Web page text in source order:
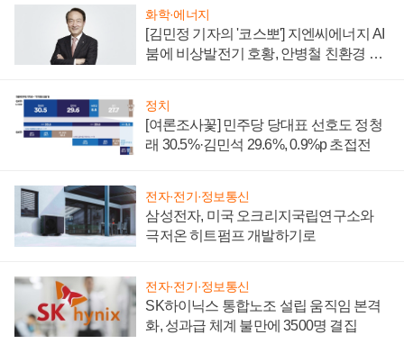
화학·에너지
[김민정 기자의 '코스뽀'] 지엔씨에너지 AI
붐에 비상발전기 호황, 안병철 친환경 에
정치
[여론조사꽃] 민주당 당대표 선호도 정청
래 30.5%·김민석 29.6%, 0.9%p 초접전
전자·전기·정보통신
삼성전자, 미국 오크리지국립연구소와
극저온 히트펌프 개발하기로
전자·전기·정보통신
SK하이닉스 통합노조 설립 움직임 본격
화, 성과급 체계 불만에 3500명 결집